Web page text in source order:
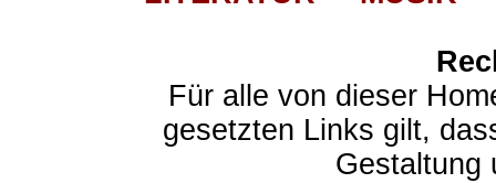
Für alle von dieser
gesetzten Links gilt,
Gestaltung